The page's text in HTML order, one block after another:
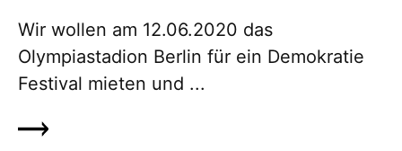
Wir wollen am 12.06.2020 das
Olympiastadion Berlin für ein De­mo­kratie
Festival mieten und ...